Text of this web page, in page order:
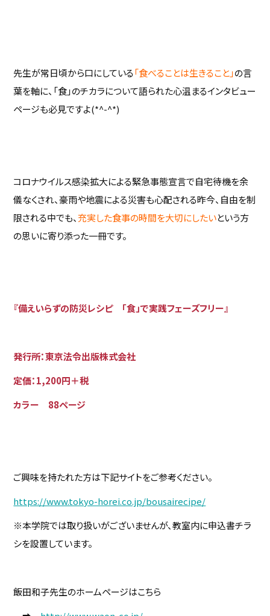
先生が常日頃から口にしている「食べることは生きること」の言
葉を軸に、「食」のチカラについて語られた心温まるインタビュー
ページも必見ですよ(*^-^*)
コロナウイルス感染拡大による緊急事態宣言で自宅待機を余
儀なくされ、豪雨や地震による災害も心配される昨今、自由を制
限される中でも、 充実した食事の時間を大切にしたいという方
の思いに寄り添った一冊です。
『備えいらずの防災レシピ 「食」で実践フェーズフリー』
発行所：東京法令出版株式会社
定価：1,200円＋税
カラー 88ページ
ご興味を持たれた方は下記サイトをご参考ください。
https://www.tokyo-horei.co.jp/bousairecipe/
※本学院では取り扱いがございませんが、教室内に申込書チラ
シを設置しています。
飯田和子先生のホームページはこちら